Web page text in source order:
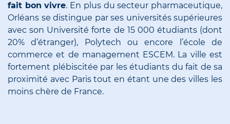
fait bon vivre. En plus du secteur pharmaceutique,
Orléans se distingue par ses universités supérieures
avec son Université forte de 15 000 étudiants (dont
20% d’étranger), Polytech ou encore l’école de
commerce et de management ESCEM. La ville est
fortement plébiscitée par les étudiants du fait de sa
proximité avec Paris tout en étant une des villes les
moins chère de France.